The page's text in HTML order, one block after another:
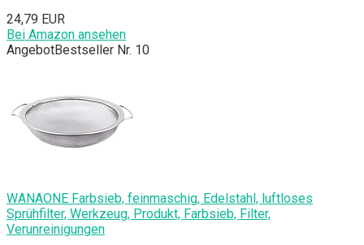
24,79 EUR
Bei Amazon ansehen
AngebotBestseller Nr. 10
WANAONE Farbsieb, feinmaschig, Edelstahl, luftloses
Sprühfilter, Werkzeug, Produkt, Farbsieb, Filter,
Verunreinigungen